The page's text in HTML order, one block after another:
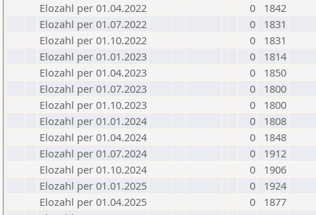
Elozahl per 01.04.2022
0
1842
Elozahl per 01.07.2022
0
1831
Elozahl per 01.10.2022
0
1831
Elozahl per 01.01.2023
0
1814
Elozahl per 01.04.2023
0
1850
Elozahl per 01.07.2023
0
1800
Elozahl per 01.10.2023
0
1800
Elozahl per 01.01.2024
0
1808
Elozahl per 01.04.2024
0
1848
Elozahl per 01.07.2024
0
1912
Elozahl per 01.10.2024
0
1906
Elozahl per 01.01.2025
0
1924
Elozahl per 01.04.2025
0
1877